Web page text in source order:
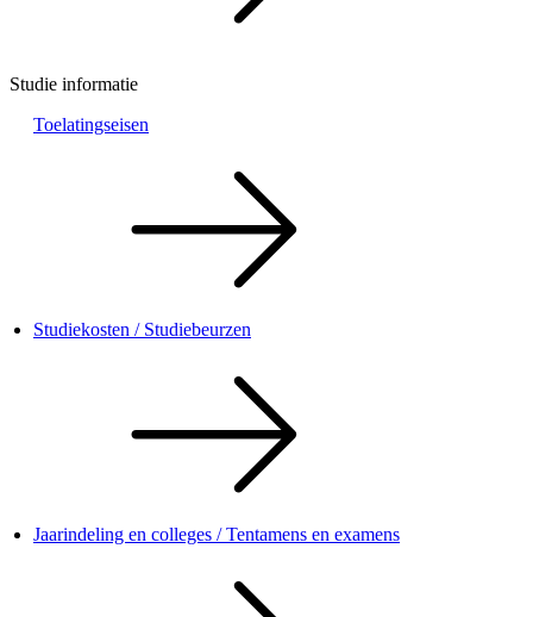
Studie informatie
Toelatingseisen
Studiekosten / Studiebeurzen
Jaarindeling en colleges / Tentamens en examens